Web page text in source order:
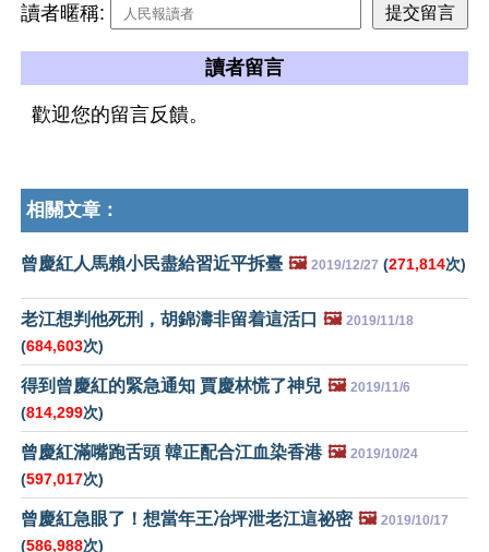
讀者暱稱:
讀者留言
歡迎您的留言反饋。
相關文章：
曾慶紅人馬賴小民盡給習近平拆臺 🖼️ 2019/12/27 (271,814次)
老江想判他死刑，胡錦濤非留着這活口 🖼️ 2019/11/18
(684,603次)
得到曾慶紅的緊急通知 賈慶林慌了神兒 🖼️ 2019/11/6
(814,299次)
曾慶紅滿嘴跑舌頭 韓正配合江血染香港 🖼️ 2019/10/24
(597,017次)
曾慶紅急眼了！想當年王冶坪泄老江這祕密 🖼️ 2019/10/17
(586,988次)